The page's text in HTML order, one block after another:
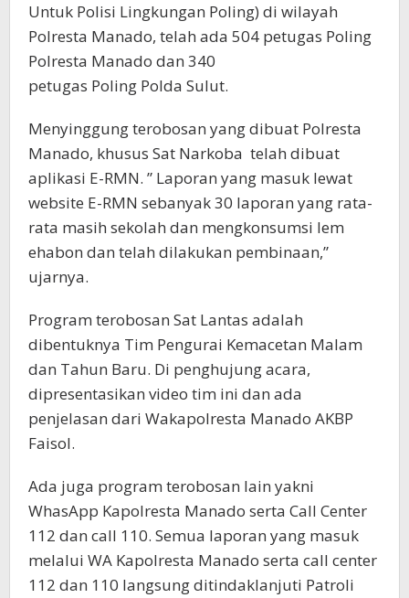
Untuk Polisi Lingkungan Poling) di wilayah
Polresta Manado, telah ada 504 petugas Poling
Polresta Manado dan 340
petugas Poling Polda Sulut.
Menyinggung terobosan yang dibuat Polresta
Manado, khusus Sat Narkoba telah dibuat
aplikasi E-RMN. ” Laporan yang masuk lewat
website E-RMN sebanyak 30 laporan yang rata-
rata masih sekolah dan mengkonsumsi lem
ehabon dan telah dilakukan pembinaan,”
ujarnya.
Program terobosan Sat Lantas adalah
dibentuknya Tim Pengurai Kemacetan Malam
dan Tahun Baru. Di penghujung acara,
dipresentasikan video tim ini dan ada
penjelasan dari Wakapolresta Manado AKBP
Faisol.
Ada juga program terobosan lain yakni
WhasApp Kapolresta Manado serta Call Center
112 dan call 110. Semua laporan yang masuk
melalui WA Kapolresta Manado serta call center
112 dan 110 langsung ditindaklanjuti Patroli